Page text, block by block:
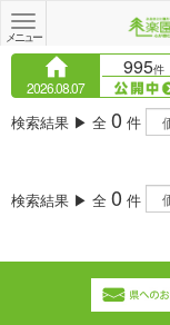
Toggle
navigation
メニュー
2026.08.07
995件
検索結果 ▶ 全 0 件
検索結果 ▶ 全 0 件